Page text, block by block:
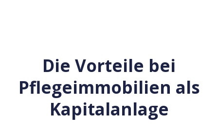
Die Vorteile bei
Pflegeimmobilien als
Kapitalanlage